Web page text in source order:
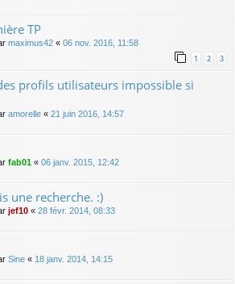
TP
maximus42 « 06 nov. 2016, 11:58
1 2 3
profils utilisateurs impossible si
amorelle « 21 juin 2016, 14:57
fab01 « 06 janv. 2015, 12:42
une recherche. :)
jef10 « 28 févr. 2014, 08:33
Sine « 18 janv. 2014, 14:15